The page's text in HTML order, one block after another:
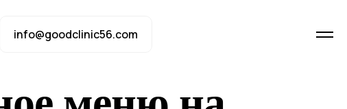
info@goodclinic56.com